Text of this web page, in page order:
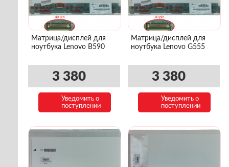
Матрица/дисплей для
ноутбука Lenovo B590
3 380
Уведомить о
поступлении
Матрица/дисплей для
ноутбука Lenovo G555
3 380
Уведомить о
поступлении